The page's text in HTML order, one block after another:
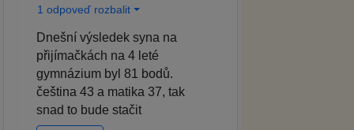
1 odpoveď rozbalit
Dnešní výsledek syna na
přijímačkách na 4 leté
gymnázium byl 81 bodů.
čeština 43 a matika 37, tak
snad to bude stačit